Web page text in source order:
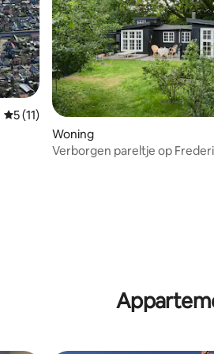
Gemiddelde beoordeling van 5 uit 5,
5 (11)
Woning
Verborgen pareltje op